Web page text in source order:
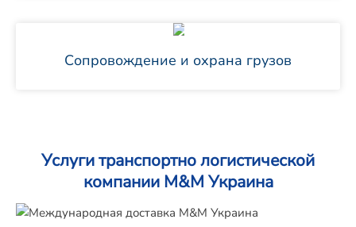
Сопровождение и охрана грузов
Услуги транспортно логистической
компании M&M Украина